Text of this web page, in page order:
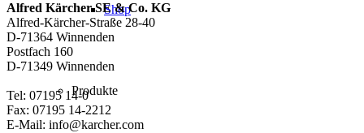
Shop
Produkte
Alfred Kärcher SE & Co. KG
Alfred-Kärcher-Straße 28-40
D-71364 Winnenden
Postfach 160
D-71349 Winnenden
Tel: 07195 14-0
Fax: 07195 14-2212
E-Mail: info@karcher.com